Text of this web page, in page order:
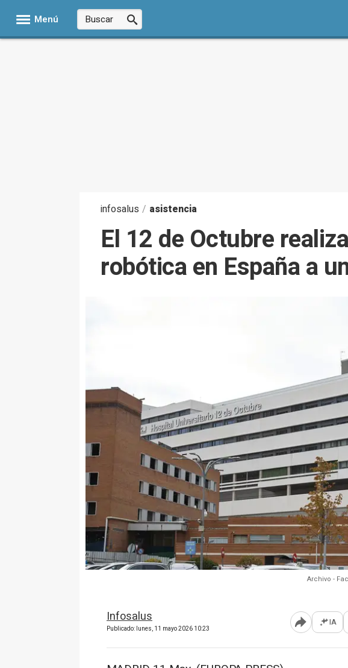
Menú
infosalus / asistencia
El 12 de Octubre
robótica en España a
Archivo -
Infosalus
Publicado: lunes, 11 mayo 2026 10:23 Abrir IA